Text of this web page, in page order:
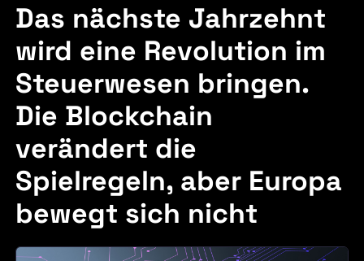
Das nächste Jahrzehnt
wird eine Revolution im
Steuerwesen bringen.
Die Blockchain
verändert die
Spielregeln, aber Europa
bewegt sich nicht